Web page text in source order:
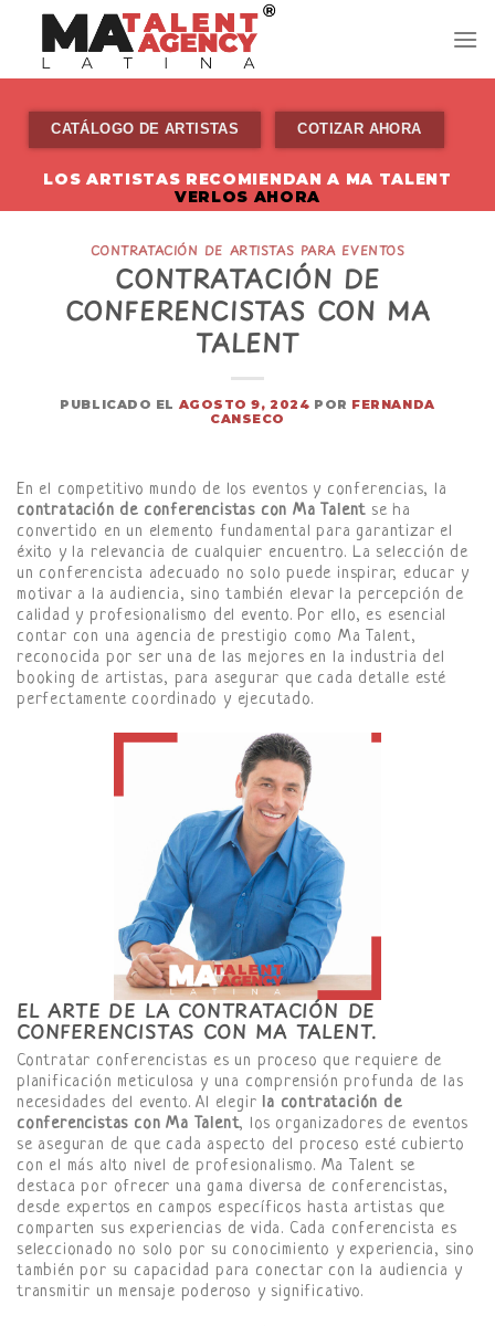
content
CATÁLOGO DE ARTISTAS COTIZAR AHORA
LOS ARTISTAS RECOMIENDAN A MA TALENT
VERLOS AHORA
CONTRATACIÓN DE ARTISTAS PARA EVENTOS
CONTRATACIÓN DE
CONFERENCISTAS CON MA
TALENT
PUBLICADO EL AGOSTO 9, 2024 POR FERNANDA
CANSECO
En el competitivo mundo de los eventos y conferencias, la
contratación de conferencistas con Ma Talent se ha
convertido en un elemento fundamental para garantizar el
éxito y la relevancia de cualquier encuentro. La selección de
un conferencista adecuado no solo puede inspirar, educar y
motivar a la audiencia, sino también elevar la percepción de
calidad y profesionalismo del evento. Por ello, es esencial
contar con una agencia de prestigio como Ma Talent,
reconocida por ser una de las mejores en la industria del
booking de artistas, para asegurar que cada detalle esté
perfectamente coordinado y ejecutado.
EL ARTE DE LA CONTRATACIÓN DE
CONFERENCISTAS CON MA TALENT.
Contratar conferencistas es un proceso que requiere de
planificación meticulosa y una comprensión profunda de las
necesidades del evento. Al elegir la contratación de
conferencistas con Ma Talent, los organizadores de eventos
se aseguran de que cada aspecto del proceso esté cubierto
con el más alto nivel de profesionalismo. Ma Talent se
destaca por ofrecer una gama diversa de conferencistas,
desde expertos en campos específicos hasta artistas que
comparten sus experiencias de vida. Cada conferencista es
seleccionado no solo por su conocimiento y experiencia, sino
también por su capacidad para conectar con la audiencia y
transmitir un mensaje poderoso y significativo.